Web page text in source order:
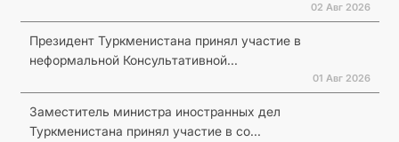
02 Авг 2026
Президент Туркменистана принял участие в
неформальной Консультативной...
01 Авг 2026
Заместитель министра иностранных дел
Туркменистана принял участие в со...